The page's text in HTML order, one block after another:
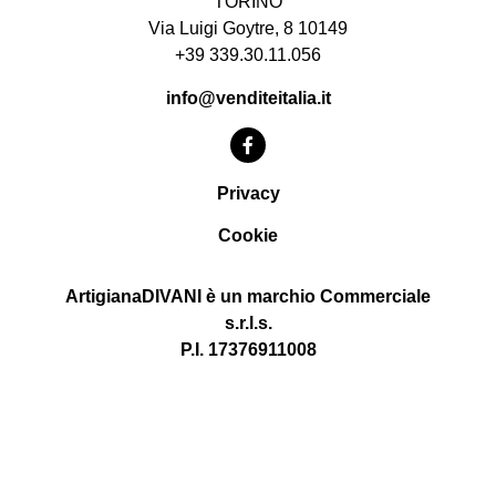
Via Luigi Goytre, 8 10149
+39 339.30.11.056
info@venditeitalia.it
Privacy
Cookie
ArtigianaDIVANI è un marchio Commerciale
s.r.l.s.
P.I. 17376911008